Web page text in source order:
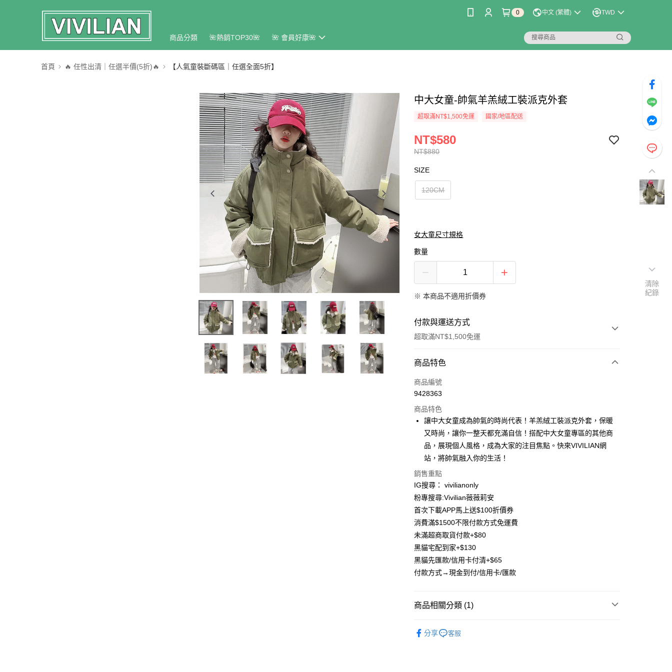
0 中文 (繁體) TWD
商品分類 🌺熱銷TOP30🌺 🌺 會員好康🌺
首頁 🔥 任性出清｜任選半價(5折)🔥 【人氣童裝斷碼區｜任選全面5折】
中大女童-帥氣羊羔絨工裝派克外套
超取滿NT$1,500免運 國家/地區配送
NT$880
NT$580
SIZE
120CM
女大童尺寸規格
數量
※ 本商品不適用折價券
付款與運送方式
超取滿NT$1,500免運
付款方式
信用卡一次付款
3 期 0 利率 每期NT$193 21家銀行
合作金庫商業銀行
第一商業銀行
華南商業銀行
彰化商業銀行
國泰世華商業銀行
臺灣中小企業銀行
匯豐（台灣）商業銀行
聯邦商業銀行
玉山商業銀行
台新國際商業銀行
台灣樂天信用卡公司
超商取貨付款
Apple Pay
街口支付
悠遊付
Google Pay
大哥付你分期
相關說明
1.本服務由台灣大哥大提供，台灣大哥大用戶可立即使用無須另外申請。
完成交易。
3.實際核准額度、可分期數及費用金額請依後續交易確認頁面所載為準。
消。如遇「轉專審核」未通過狀況，表示未達大哥付你分期系統評分，恕
無法說明評估內容。
AFTEE先享後付
AFTEE先享後付是「在收到商品之後才付款」的支付方式。 讓您購物簡單
２．便利：只要手機號碼，簡訊認證，即可結帳。
ATM付款
商品特色
商品編號
9428363
商品特色
讓中大女童成為帥氣的時尚代表！羊羔絨工裝派克外套，保暖
又時尚，讓你一整天都充滿自信！搭配中大女童專區的其他商
品，展現個人風格，成為大家的注目焦點。快來VIVILIAN網
站，將帥氣融入你的生活！
銷售重點
IG搜尋： vivilianonly
粉專搜尋:Vivilian薇薇莉安
首次下載APP馬上送$100折價券
消費滿$1500不限付款方式免運費
未滿超商取貨付款+$80
黑貓宅配到家+$130
黑貓先匯款/信用卡付清+$65
付款方式→現金到付/信用卡/匯款
商品相關分類 (1)
折】分享 客服
清除
紀錄